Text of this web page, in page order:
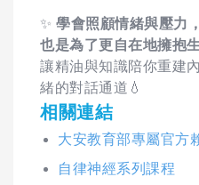
✨ 學會照顧情緒與壓力
也是為了更自在地擁抱生
讓精油與知識陪你重建
緒的對話通道💧
相關連結
大安教育部專屬官方
自律神經系列課程